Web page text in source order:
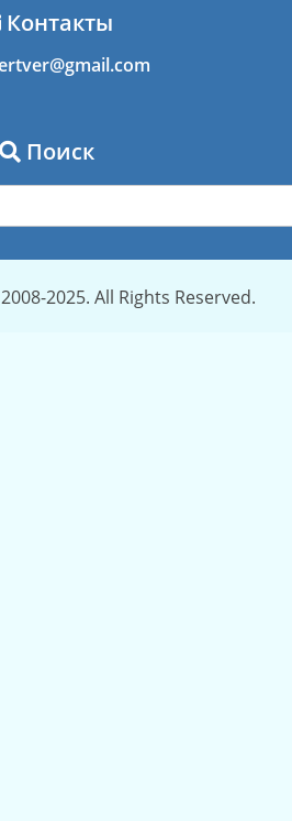
Контакты
Поиск
2025. All Rights Reserved.